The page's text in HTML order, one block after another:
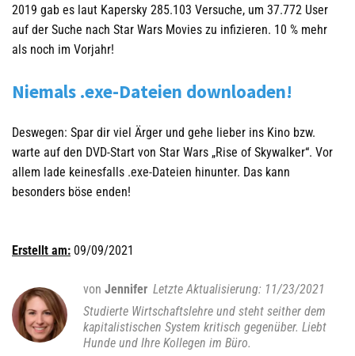
2019 gab es laut Kapersky 285.103 Versuche, um 37.772 User
auf der Suche nach Star Wars Movies zu infizieren. 10 % mehr
als noch im Vorjahr!
Niemals .exe-Dateien downloaden!
Deswegen: Spar dir viel Ärger und gehe lieber ins Kino bzw.
warte auf den DVD-Start von Star Wars „Rise of Skywalker“. Vor
allem lade keinesfalls .exe-Dateien hinunter. Das kann
besonders böse enden!
Erstellt am: 09/09/2021
von Jennifer
11/23/2021
Studierte Wirtschaftslehre und steht seither dem
kapitalistischen System kritisch gegenüber. Liebt
Hunde und Ihre Kollegen im Büro.